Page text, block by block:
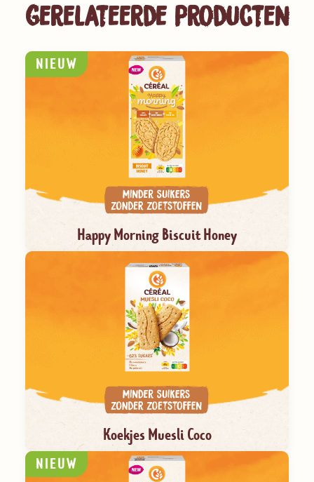
Gerelateerde producten
NIEUW
Happy Morning Biscuit Honey
Koekjes Muesli Coco
NIEUW